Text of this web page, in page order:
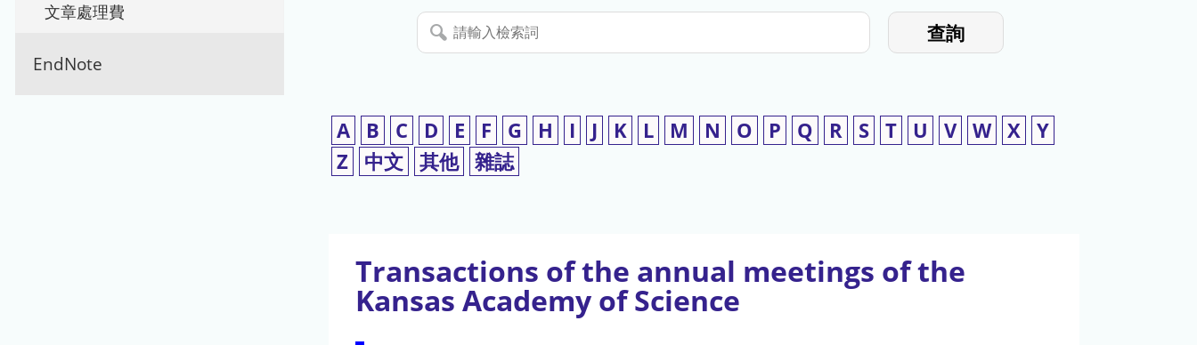
文章處理費
EndNote
使
用
請
輸
索
詞
查詢
A B C D E F G H I J K L M N O P Q R S T U V W X Y
Z
中文 其他 雜誌
Transactions of the annual meetings of the
Kansas Academy of Science